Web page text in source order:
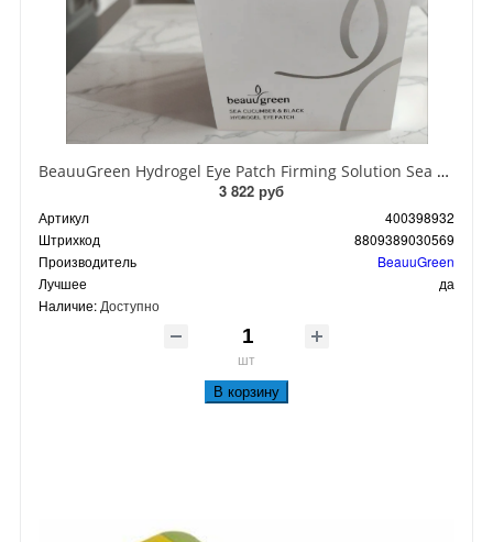
BeauuGreen Hydrogel Eye Patch Firming Solution Sea Cocumber & Black Гидрогелевые патчи для кожи вокруг глаз с экстрактом черного морского огурца 60 шт 90 гр
3 822 руб
Артикул
400398932
Штрихкод
8809389030569
Производитель
BeauuGreen
Лучшее
да
Наличие: Доступно
шт
В корзину